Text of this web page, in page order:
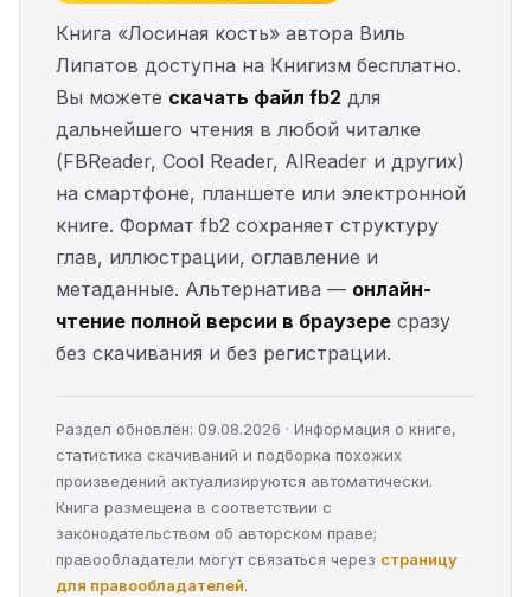
Книга «Лосиная кость» автора Виль
Липатов доступна на Книгизм бесплатно.
Вы можете скачать файл fb2 для
дальнейшего чтения в любой читалке
(FBReader, Cool Reader, AlReader и других)
на смартфоне, планшете или электронной
книге. Формат fb2 сохраняет структуру
глав, иллюстрации, оглавление и
метаданные. Альтернатива — онлайн-
чтение полной версии в браузере сразу
без скачивания и без регистрации.
Раздел обновлён: 09.08.2026 · Информация о книге,
статистика скачиваний и подборка похожих
произведений актуализируются автоматически.
Книга размещена в соответствии с
законодательством об авторском праве;
правообладатели могут связаться через страницу
для правообладателей.